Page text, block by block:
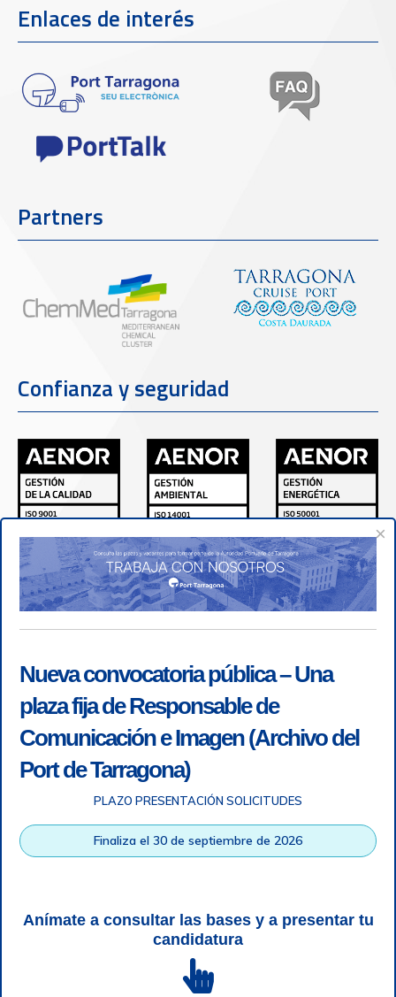
Enlaces de interés
Partners
Confianza y seguridad
Autoridad Portuaria de Tarragona © Todos los derechos
×
Nueva convocatoria pública – Una
plaza fija de Responsable de
Comunicación e Imagen (Archivo del
Port de Tarragona)
PLAZO PRESENTACIÓN SOLICITUDES
Finaliza el 30 de septiembre de 2026
Anímate a consultar las bases y a presentar tu
candidatura